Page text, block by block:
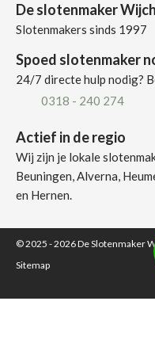
De slotenmaker
Slotenmakers sinds 1997
Spoed slotenmaker
24/7 directe hulp nodig?
0318 - 240 274
Actief in de regio
Wij zijn je lokale
Beuningen, Alverna,
en Hernen.
© 2025 - 2026De Slotenmaker
Sitemap